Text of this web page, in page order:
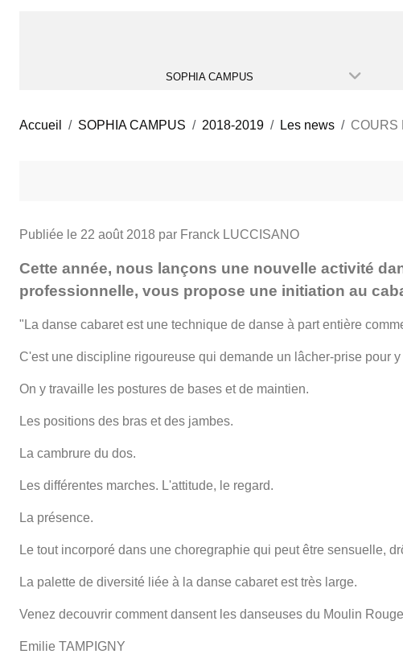
SOPHIA CAMPUS
Accueil SOPHIA CAMPUS 2018-2019 Les news COURS
Publiée le 22 août 2018 par Franck LUCCISANO
Cette année, nous lançons une nouvelle activité
professionnelle, vous propose une initiation au
"La danse cabaret est une technique de danse à part entière
C'est une discipline rigoureuse qui demande un lâcher-prise pour
On y travaille les postures de bases et de maintien.
Les positions des bras et des jambes.
La cambrure du dos.
Les différentes marches. L'attitude, le regard.
La présence.
Le tout incorporé dans une choregraphie qui peut être sensuelle,
La palette de diversité liée à la danse cabaret est très large.
Venez decouvrir comment dansent les danseuses du Moulin
Emilie TAMPIGNY